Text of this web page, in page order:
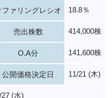
ファリングレシオ 18.8％
売出株数 414,000株
O.A分 141,600株
公開価格決定日 11/21 (木)
(水)